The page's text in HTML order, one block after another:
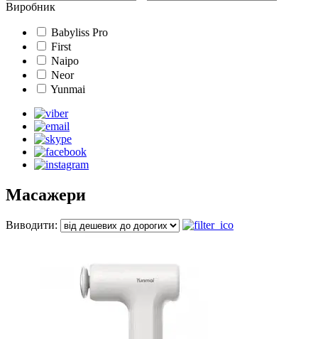
Виробник
Babyliss Pro
First
Naipo
Neor
Yunmai
Масажери
Виводити: